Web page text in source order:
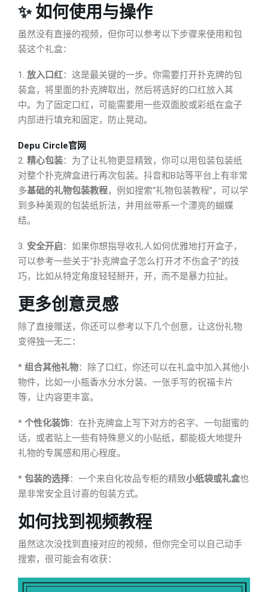
✨ 如何使用与操作
虽然没有直接的视频，但你可以参考以下步骤来使用和包
装这个礼盒：
1. 放入口红：这是最关键的一步。你需要打开扑克牌的包
装盒，将里面的扑克牌取出，然后将选好的口红放入其
中。为了固定口红，可能需要用一些双面胶或彩纸在盒子
内部进行填充和固定，防止晃动。
Depu Circle官网
2. 精心包装：为了让礼物更显精致，你可以用包装包装纸
对整个扑克牌盒进行再次包装。抖音和B站等平台上有非常
多基础的礼物包装教程，例如搜索“礼物包装教程”，可以学
到多种美观的包装纸折法，并用丝带系一个漂亮的蝴蝶
结。
3. 安全开启：如果你想指导收礼人如何优雅地打开盒子，
可以参考一些关于“扑克牌盒子怎么打开才不伤盒子”的技
巧，比如从特定角度轻轻掰开，开，而不是暴力拉扯。
更多创意灵感
除了直接赠送，你还可以参考以下几个创意，让这份礼物
变得独一无二：
* 组合其他礼物：除了口红，你还可以在礼盒中加入其他小
物件，比如一小瓶香水分水分装、一张手写的祝福卡片
等，让内容更丰富。
* 个性化装饰：在扑克牌盒上写下对方的名字、一句甜蜜的
话，或者贴上一些有特殊意义的小贴纸，都能极大地提升
礼物的专属感和用心程度。
* 包装的选择：一个来自化妆品专柜的精致小纸袋或礼盒也
是非常安全且讨喜的包装方式。
如何找到视频教程
虽然这次没找到直接对应的视频，但你完全可以自己动手
搜索，很可能会有收获：